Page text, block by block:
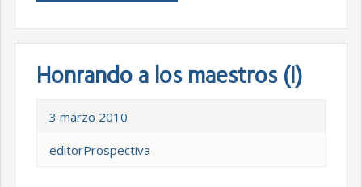
Honrando a los maestros (I)
3 marzo 2010
editorProspectiva